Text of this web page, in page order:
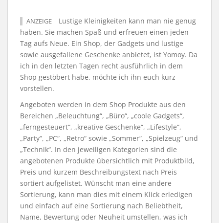
ANZEIGE
Lustige Kleinigkeiten kann man nie genug
haben. Sie machen Spaß und erfreuen einen jeden
Tag aufs Neue. Ein Shop, der Gadgets und lustige
sowie ausgefallene Geschenke anbietet, ist Yomoy. Da
ich in den letzten Tagen recht ausführlich in dem
Shop gestöbert habe, möchte ich ihn euch kurz
vorstellen.
Angeboten werden in dem Shop Produkte aus den
Bereichen „Beleuchtung“, „Büro“, „coole Gadgets“,
„ferngesteuert“, „kreative Geschenke“, „Lifestyle“,
„Party“, „PC“, „Retro“ sowie „Sommer“, „Spielzeug“ und
„Technik“. In den jeweiligen Kategorien sind die
angebotenen Produkte übersichtlich mit Produktbild,
Preis und kurzem Beschreibungstext nach Preis
sortiert aufgelistet. Wünscht man eine andere
Sortierung, kann man dies mit einem Klick erledigen
und einfach auf eine Sortierung nach Beliebtheit,
Name, Bewertung oder Neuheit umstellen, was ich